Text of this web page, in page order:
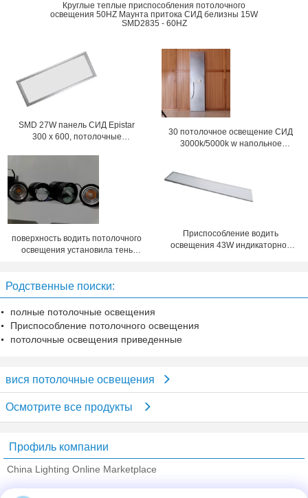
Круглые теплые приспособления потолочного
освещения 50HZ Маунта притока СИД белизны 15W
SMD2835 - 60HZ
SMD 27W панель СИД Epistar
300 x 600, потолочные
30 потолочное освещение СИД
3000k/5000k w напольное
поверхность водить потолочного
освещения установила тень
Приспособление водить
освещения 43W индикаторной
Родственные поиски:
полные потолочные освещения
Приспособление потолочного освещения
потолочные освещения приведенные
вися потолочные освещения
Осмотрите все продукты
Профиль компании
China Lighting Online Marketplace